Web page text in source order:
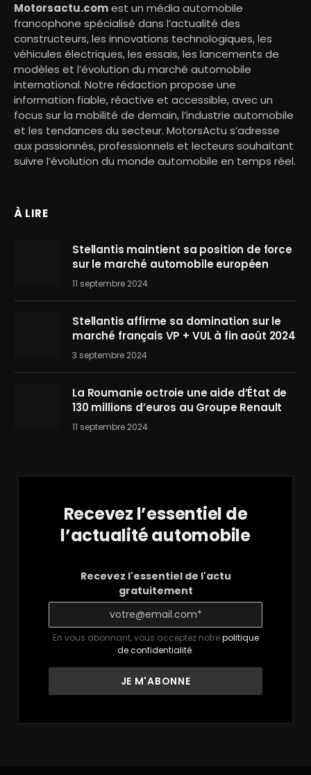
Motorsactu.comest un média automobile
francophone spécialisé dans l’actualité des
constructeurs, les innovations technologiques, les
véhicules électriques, les essais, les lancements de
modèles et l’évolution du marché automobile
international. Notre rédaction propose une
information fiable, réactive et accessible, avec un
focus sur la mobilité de demain, l’industrie automobile
et les tendances du secteur. MotorsActu s’adresse
aux passionnés, professionnels et lecteurs souhaitant
suivre l’évolution du monde automobile en temps réel.
À LIRE
Stellantis maintient sa position de force
sur le marché automobile européen
11 septembre 2024
Stellantis affirme sa domination sur le
marché français VP + VUL à fin août 2024
3 septembre 2024
La Roumanie octroie une aide d’État de
130 millions d’euros au Groupe Renault
11 septembre 2024
Recevez l’essentiel de
l’actualité automobile
Recevez l'essentiel de l'actu
gratuitement
En vous abonnant, vous acceptez notrepolitique
de confidentialité.